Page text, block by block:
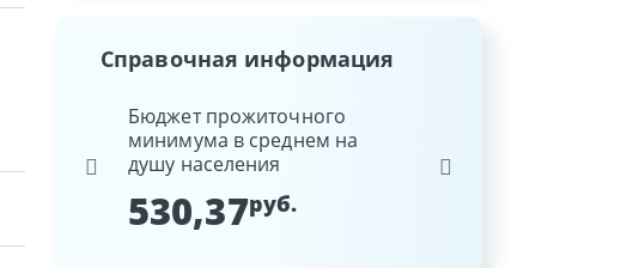
Справочная информация
Бюджет прожиточного
минимума в среднем на
душу населения
530,37руб.
Республики Беларусь